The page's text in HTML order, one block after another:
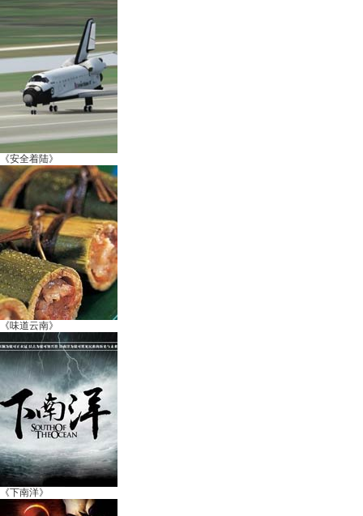
《安全着陆》
《味道云南》
《下南洋》